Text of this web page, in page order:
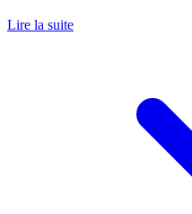
Lire la suite